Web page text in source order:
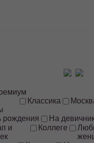
Классика
рождения
На
и
Коллеге